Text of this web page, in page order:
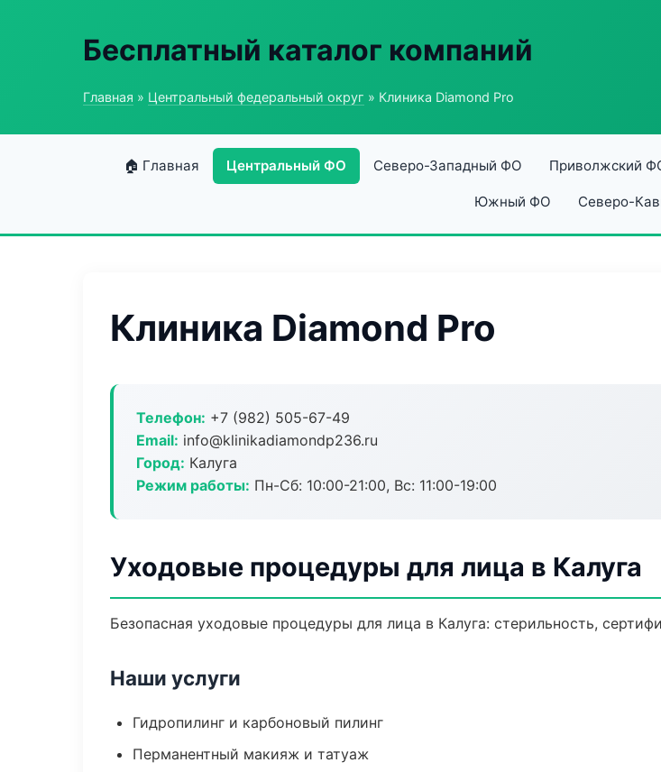
Бесплатный каталог компаний
Главная » Центральный федеральный округ » Клиника Diamond Pro
🏠 Главная Центральный ФО Северо-Западный ФО Приволжский
Южный ФО Северо-
Клиника Diamond Pro
Телефон: +7 (982) 505-67-49
Email: info@klinikadiamondp236.ru
Город: Калуга
Режим работы: Пн-Сб: 10:00-21:00, Вс: 11:00-19:00
Уходовые процедуры для лица в Калуга
Безопасная уходовые процедуры для лица в Калуга: стерильность,
Наши услуги
Гидропилинг и карбоновый пилинг
Перманентный макияж и татуаж